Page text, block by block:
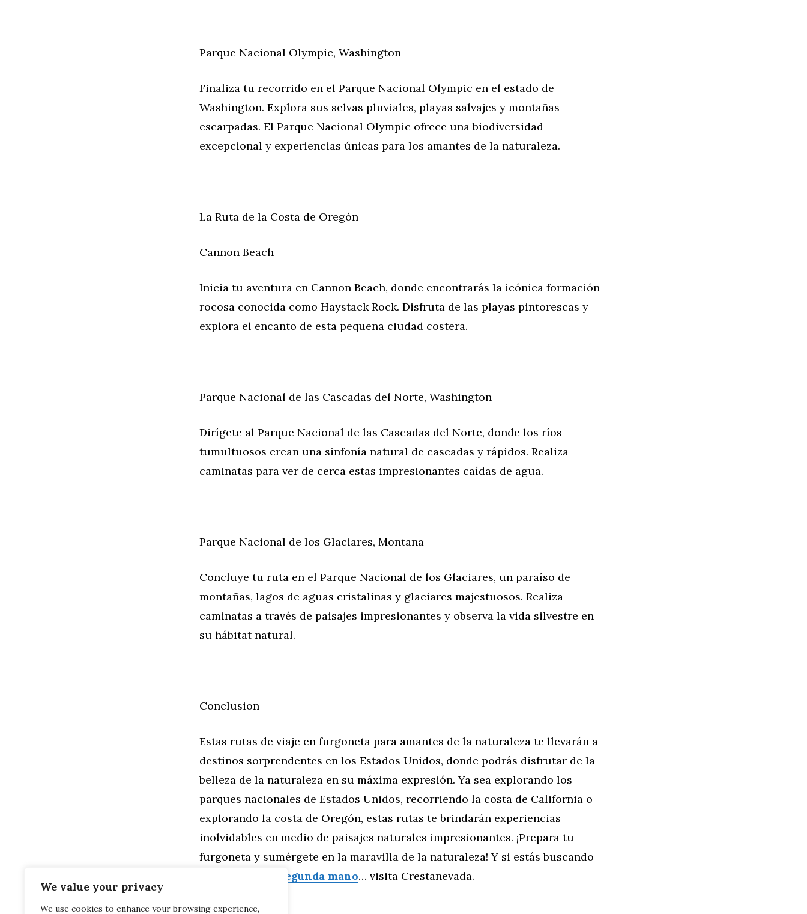
We value your privacy
We use cookies to enhance your browsing experience,
Parque Nacional Olympic, Washington
Finaliza tu recorrido en el Parque Nacional Olympic en el estado de
Washington. Explora sus selvas pluviales, playas salvajes y montañas
escarpadas. El Parque Nacional Olympic ofrece una biodiversidad
excepcional y experiencias únicas para los amantes de la naturaleza.
La Ruta de la Costa de Oregón
Cannon Beach
Inicia tu aventura en Cannon Beach, donde encontrarás la icónica formación
rocosa conocida como Haystack Rock. Disfruta de las playas pintorescas y
explora el encanto de esta pequeña ciudad costera.
Parque Nacional de las Cascadas del Norte, Washington
Dirígete al Parque Nacional de las Cascadas del Norte, donde los ríos
tumultuosos crean una sinfonía natural de cascadas y rápidos. Realiza
caminatas para ver de cerca estas impresionantes caídas de agua.
Parque Nacional de los Glaciares, Montana
Concluye tu ruta en el Parque Nacional de los Glaciares, un paraíso de
montañas, lagos de aguas cristalinas y glaciares majestuosos. Realiza
caminatas a través de paisajes impresionantes y observa la vida silvestre en
su hábitat natural.
Conclusion
Estas rutas de viaje en furgoneta para amantes de la naturaleza te llevarán a
destinos sorprendentes en los Estados Unidos, donde podrás disfrutar de la
belleza de la naturaleza en su máxima expresión. Ya sea explorando los
parques nacionales de Estados Unidos, recorriendo la costa de California o
explorando la costa de Oregón, estas rutas te brindarán experiencias
inolvidables en medio de paisajes naturales impresionantes. ¡Prepara tu
furgoneta y sumérgete en la maravilla de la naturaleza! Y si estás buscando
furgoneta segunda mano… visita Crestanevada.
Categorías
General,Motor